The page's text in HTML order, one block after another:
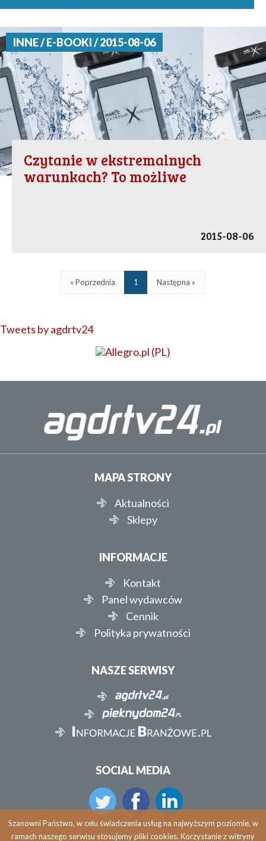
INNE / E-BOOKI / 2015-08-06
Czytanie w ekstremalnych
warunkach? To możliwe
2015-08-06
« Poprzednia 1 Następna »
Tweets by agdrtv24
MAPA STRONY
Aktualności
Sklepy
INFORMACJE
Kontakt
Panel wydawców
Cennik
Polityka prywatności
NASZE SERWISY
SOCIAL MEDIA
Szanowni Państwo, w celu świadczenia usług na najwyższym poziomie, w
ramach naszego serwisu stosujemy pliki cookies. Korzystanie z witryny